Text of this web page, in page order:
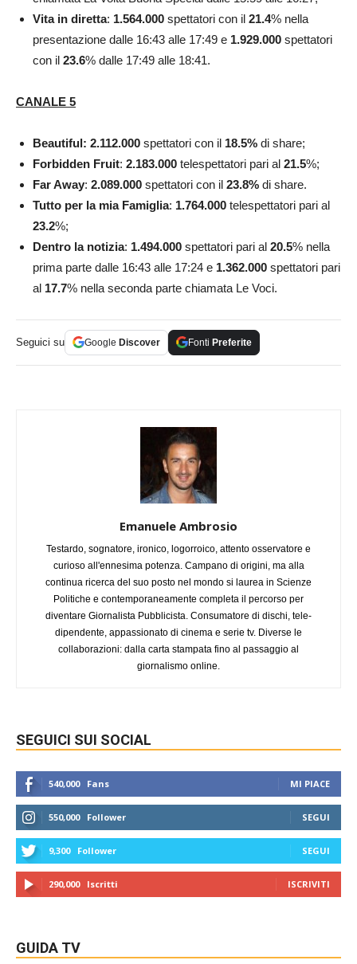
Vita in diretta: 1.564.000 spettatori con il 21.4% nella
presentazione dalle 16:43 alle 17:49 e 1.929.000 spettatori
con il 23.6% dalle 17:49 alle 18:41.
CANALE 5
Beautiful: 2.112.000 spettatori con il 18.5% di share;
Forbidden Fruit: 2.183.000 telespettatori pari al 21.5%;
Far Away: 2.089.000 spettatori con il 23.8% di share.
Tutto per la mia Famiglia: 1.764.000 telespettatori pari al
23.2%;
Dentro la notizia: 1.494.000 spettatori pari al 20.5% nella
prima parte dalle 16:43 alle 17:24 e 1.362.000 spettatori pari
al 17.7% nella seconda parte chiamata Le Voci.
Seguici su Google Discover Fonti Preferite
Emanuele Ambrosio
Testardo, sognatore, ironico, logorroico, attento osservatore e
curioso all'ennesima potenza. Campano di origini, ma alla
continua ricerca del suo posto nel mondo si laurea in Scienze
Politiche e contemporaneamente completa il percorso per
diventare Giornalista Pubblicista. Consumatore di dischi, tele-
dipendente, appassionato di cinema e serie tv. Diverse le
collaborazioni: dalla carta stampata fino al passaggio al
giornalismo online.
SEGUICI SUI SOCIAL
540,000 Fans MI PIACE
550,000 Follower SEGUI
9,300 Follower SEGUI
290,000 Iscritti ISCRIVITI
GUIDA TV